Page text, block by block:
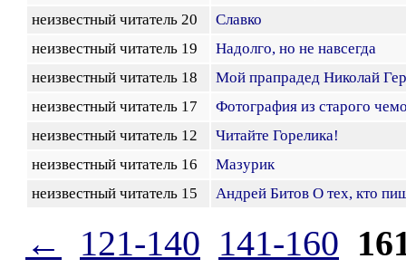
неизвестный читатель 20
Славко
неизвестный читатель 19
Надолго, но не навсегда
неизвестный читатель 18
Мой прапрадед Николай
неизвестный читатель 17
Фотография из старого
неизвестный читатель 12
Читайте Горелика!
неизвестный читатель 16
Мазурик
неизвестный читатель 15
Андрей Битов О тех, кто
← 121-140 141-160